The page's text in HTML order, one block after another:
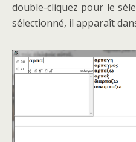
double-cliquez pour le
sélectionné, il apparaît